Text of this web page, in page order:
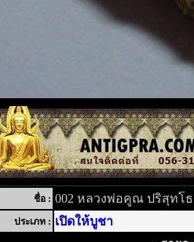
ชื่อ : 002 หลวงพ่อคูณ ปริสุทโธ
ประเภท : เปิดให้บูชา